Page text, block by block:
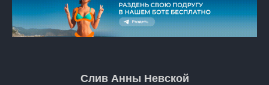
Слив Анны Невской